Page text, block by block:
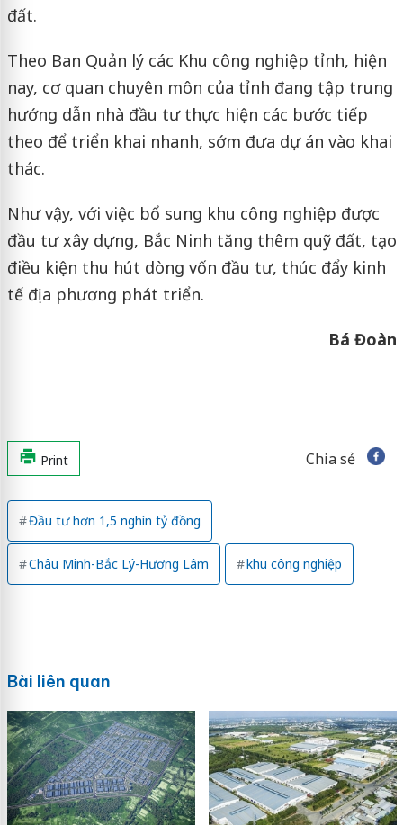
đất.
Theo Ban Quản lý các Khu công nghiệp tỉnh, hiện
nay, cơ quan chuyên môn của tỉnh đang tập trung
hướng dẫn nhà đầu tư thực hiện các bước tiếp
theo để triển khai nhanh, sớm đưa dự án vào khai
thác.
Như vậy, với việc bổ sung khu công nghiệp được
đầu tư xây dựng, Bắc Ninh tăng thêm quỹ đất, tạo
điều kiện thu hút dòng vốn đầu tư, thúc đẩy kinh
tế địa phương phát triển.
Bá Đoàn
Print Chia sẻ
Đầu tư hơn 1,5 nghìn tỷ đồng
Châu Minh-Bắc Lý-Hương Lâm khu công nghiệp
Bài liên quan